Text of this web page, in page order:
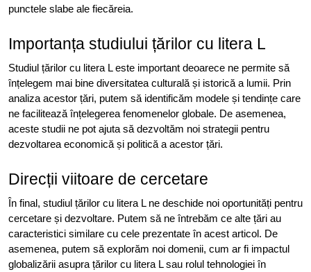
punctele slabe ale fiecăreia.
Importanța studiului țărilor cu litera L
Studiul țărilor cu litera L este important deoarece ne permite să
înțelegem mai bine diversitatea culturală și istorică a lumii. Prin
analiza acestor țări, putem să identificăm modele și tendințe care
ne facilitează înțelegerea fenomenelor globale. De asemenea,
aceste studii ne pot ajuta să dezvoltăm noi strategii pentru
dezvoltarea economică și politică a acestor țări.
Direcții viitoare de cercetare
În final, studiul țărilor cu litera L ne deschide noi oportunități pentru
cercetare și dezvoltare. Putem să ne întrebăm ce alte țări au
caracteristici similare cu cele prezentate în acest articol. De
asemenea, putem să explorăm noi domenii, cum ar fi impactul
globalizării asupra țărilor cu litera L sau rolul tehnologiei în